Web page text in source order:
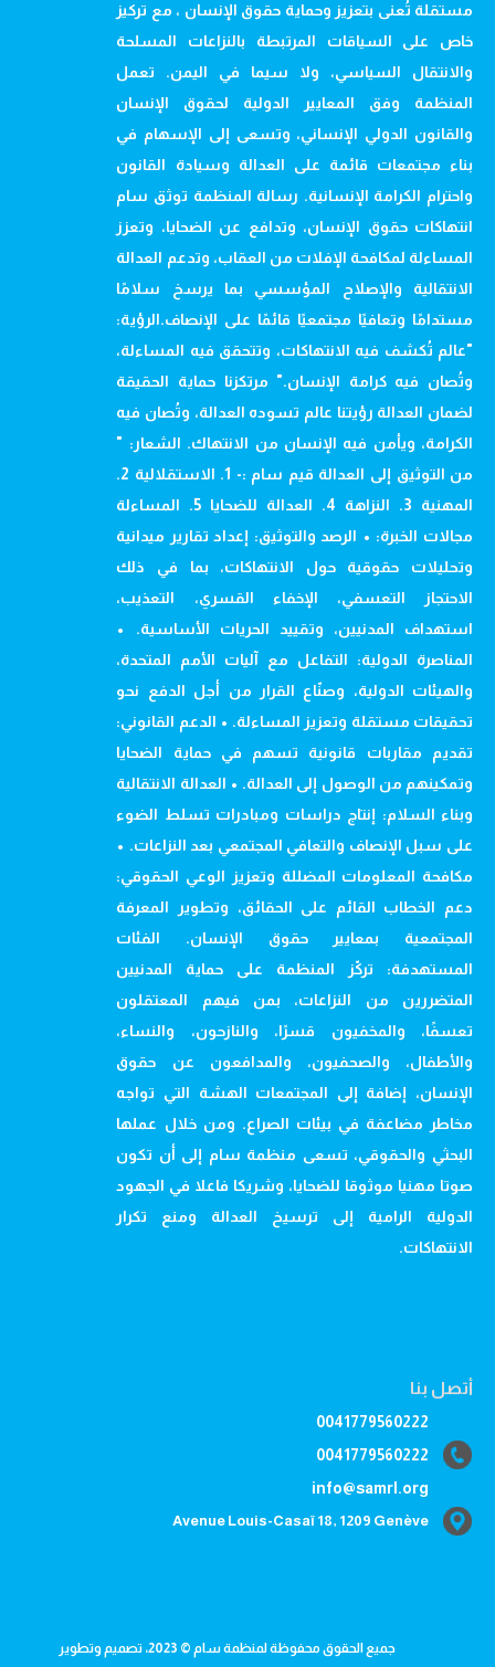
مستقلة تُعنى بتعزيز وحماية حقوق الإنسان ، مع تركيز
خاص على السياقات المرتبطة بالنزاعات المسلحة
والانتقال السياسي، ولا سيما في اليمن. تعمل
المنظمة وفق المعايير الدولية لحقوق الإنسان
والقانون الدولي الإنساني، وتسعى إلى الإسهام في
بناء مجتمعات قائمة على العدالة وسيادة القانون
واحترام الكرامة الإنسانية. رسالة المنظمة توثق سام
انتهاكات حقوق الإنسان، وتدافع عن الضحايا، وتعزز
المساءلة لمكافحة الإفلات من العقاب، وتدعم العدالة
الانتقالية والإصلاح المؤسسي بما يرسخ سلامًا
مستدامًا وتعافيًا مجتمعيًا قائمًا على الإنصاف.الرؤية:
"عالم تُكشف فيه الانتهاكات، وتتحقق فيه المساءلة،
وتُصان فيه كرامة الإنسان." مرتكزنا حماية الحقيقة
لضمان العدالة رؤيتنا عالم تسوده العدالة، وتُصان فيه
الكرامة، ويأمن فيه الإنسان من الانتهاك. الشعار: "
من التوثيق إلى العدالة قيم سام :- 1. الاستقلالية 2.
المهنية 3. النزاهة 4. العدالة للضحايا 5. المساءلة
مجالات الخبرة: • الرصد والتوثيق: إعداد تقارير ميدانية
وتحليلات حقوقية حول الانتهاكات، بما في ذلك
الاحتجاز التعسفي، الإخفاء القسري، التعذيب،
استهداف المدنيين، وتقييد الحريات الأساسية. •
المناصرة الدولية: التفاعل مع آليات الأمم المتحدة،
والهيئات الدولية، وصنّاع القرار من أجل الدفع نحو
تحقيقات مستقلة وتعزيز المساءلة. • الدعم القانوني:
تقديم مقاربات قانونية تسهم في حماية الضحايا
وتمكينهم من الوصول إلى العدالة. • العدالة الانتقالية
وبناء السلام: إنتاج دراسات ومبادرات تسلط الضوء
على سبل الإنصاف والتعافي المجتمعي بعد النزاعات. •
مكافحة المعلومات المضللة وتعزيز الوعي الحقوقي:
دعم الخطاب القائم على الحقائق، وتطوير المعرفة
المجتمعية بمعايير حقوق الإنسان. الفئات
المستهدفة: تركّز المنظمة على حماية المدنيين
المتضررين من النزاعات، بمن فيهم المعتقلون
تعسفًا، والمخفيون قسرًا، والنازحون، والنساء،
والأطفال، والصحفيون، والمدافعون عن حقوق
الإنسان، إضافة إلى المجتمعات الهشة التي تواجه
مخاطر مضاعفة في بيئات الصراع. ومن خلال عملها
البحثي والحقوقي، تسعى منظمة سام إلى أن تكون
صوتا مهنيا موثوقا للضحايا، وشريكا فاعلا في الجهود
الدولية الرامية إلى ترسيخ العدالة ومنع تكرار
الانتهاكات.
أتصل بنا
0041779560222
0041779560222
info@samrl.org
Avenue Louis-Casaï 18, 1209 Genève
جميع الحقوق محفوظة لمنظمة سام © 2023، تصميم وتطوير